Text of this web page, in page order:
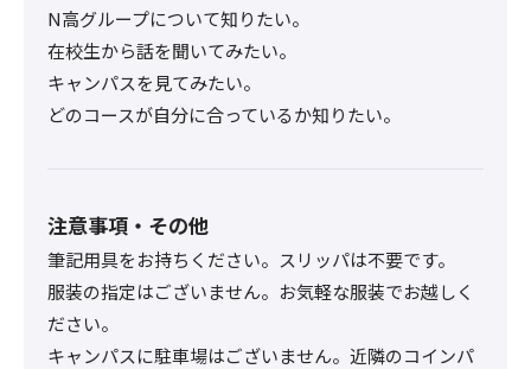
N高グループについて知りたい。
在校生から話を聞いてみたい。
キャンパスを見てみたい。
どのコースが自分に合っているか知りたい。
注意事項・その他
筆記用具をお持ちください。スリッパは不要です。
服装の指定はございません。お気軽な服装でお越しく
ださい。
キャンパスに駐車場はございません。近隣のコインパ